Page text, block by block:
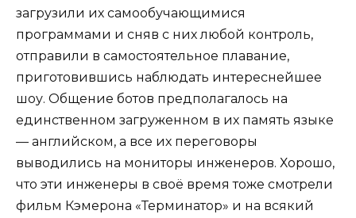
загрузили их самообучающимися
программами и сняв с них любой контроль,
отправили в самостоятельное плавание,
приготовившись наблюдать интереснейшее
шоу. Общение ботов предполагалось на
единственном загруженном в их память языке
— английском, а все их переговоры
выводились на мониторы инженеров. Хорошо,
что эти инженеры в своё время тоже смотрели
фильм Кэмерона «Терминатор» и на всякий